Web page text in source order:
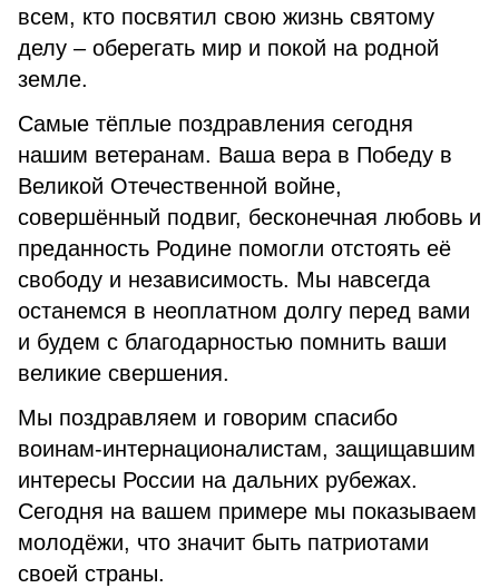
всем, кто посвятил свою жизнь святому
делу – оберегать мир и покой на родной
земле.
Самые тёплые поздравления сегодня
нашим ветеранам. Ваша вера в Победу в
Великой Отечественной войне,
совершённый подвиг, бесконечная любовь и
преданность Родине помогли отстоять её
свободу и независимость. Мы навсегда
останемся в неоплатном долгу перед вами
и будем с благодарностью помнить ваши
великие свершения.
Мы поздравляем и говорим спасибо
воинам-интернационалистам, защищавшим
интересы России на дальних рубежах.
Сегодня на вашем примере мы показываем
молодёжи, что значит быть патриотами
своей страны.